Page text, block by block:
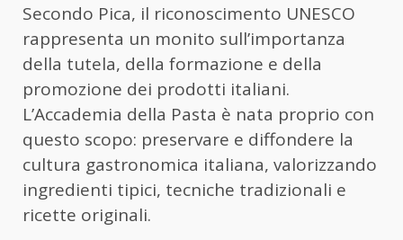
Secondo Pica, il riconoscimento UNESCO
rappresenta un monito sull’importanza
della tutela, della formazione e della
promozione dei prodotti italiani.
L’Accademia della Pasta è nata proprio con
questo scopo: preservare e diffondere la
cultura gastronomica italiana, valorizzando
ingredienti tipici, tecniche tradizionali e
ricette originali.